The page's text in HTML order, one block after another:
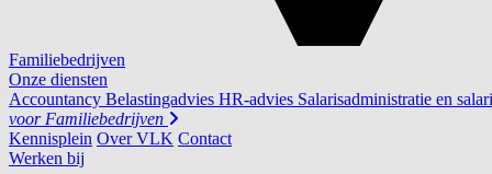
Familiebedrijven
Onze diensten
Accountancy Belastingadvies HR-advies Salarisadministratie en
voor Familiebedrijven
Kennisplein Over VLK Contact
Werken bij